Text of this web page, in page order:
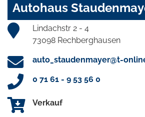
Autohaus
Lindachstr 2 - 4
73098 Rechberghausen
auto_staudenmayer@t-
0 71 61 - 9 53 56 0
Verkauf